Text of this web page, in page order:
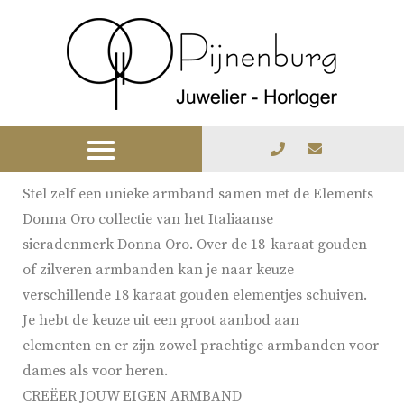
Stel zelf een unieke armband samen met de Elements
Donna Oro collectie van het Italiaanse
sieradenmerk Donna Oro. Over de 18-karaat gouden
of zilveren armbanden kan je naar keuze
verschillende 18 karaat gouden elementjes schuiven.
Je hebt de keuze uit een groot aanbod aan
elementen en er zijn zowel prachtige armbanden voor
dames als voor heren.
CREËER JOUW EIGEN ARMBAND